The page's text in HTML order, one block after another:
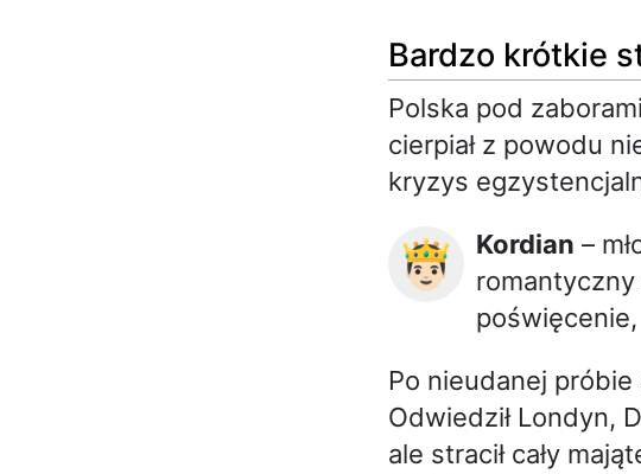
Bardzo krótkie
Polska pod
cierpiał z powodu
kryzys
🤴🏻 Kordian –
Po nieudanej
Odwiedził Londyn,
ale stracił cały